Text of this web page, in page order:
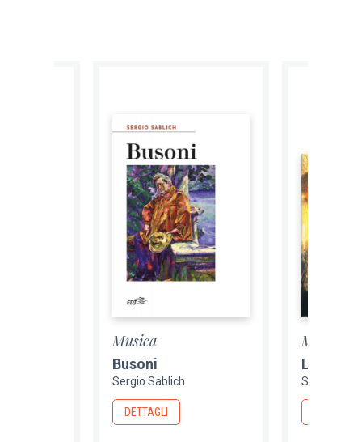
Musica
Busoni
Sergio Sablich
DETTAGLI
Musica
L'altro
Sergio